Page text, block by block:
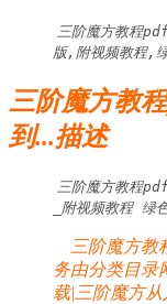
三阶魔方教程
版,附视频教程,
三阶魔方教
到...描述
三阶魔方教程
_附视频教程 绿
三阶魔方教
务由分类目录
载|三阶魔方